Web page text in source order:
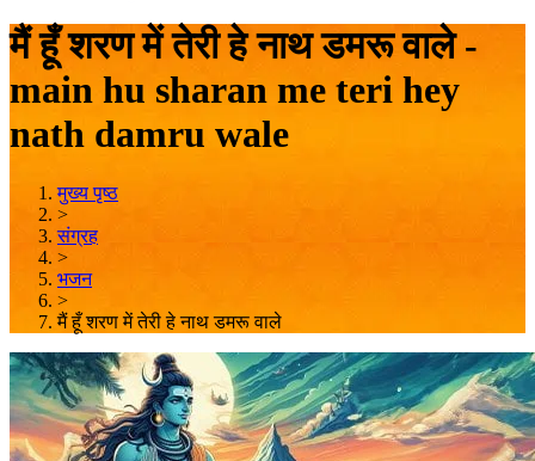
मैं हूँ शरण में तेरी हे नाथ डमरू वाले -
main hu sharan me teri hey
nath damru wale
मुख्य पृष्ठ
>
संग्रह
>
भजन
>
मैं हूँ शरण में तेरी हे नाथ डमरू वाले